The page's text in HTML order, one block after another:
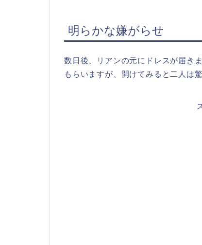
明らかな嫌がらせ
数日後、リアンの元にドレスが届き
もらいますが、開けてみると二人は